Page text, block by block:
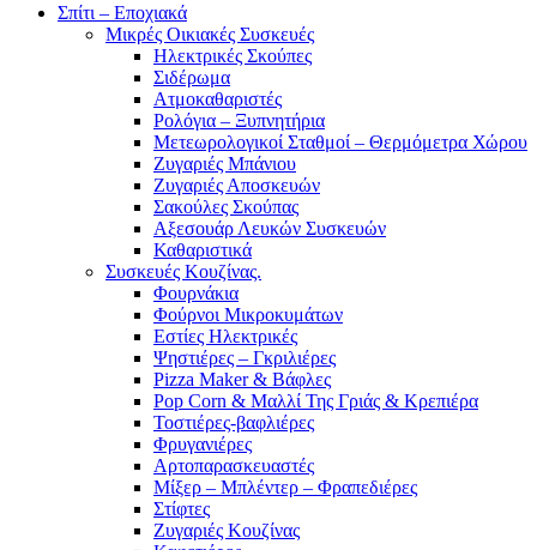
Σπίτι – Εποχιακά
Μικρές Οικιακές Συσκευές
Ηλεκτρικές Σκούπες
Σιδέρωμα
Ατμοκαθαριστές
Ρολόγια – Ξυπνητήρια
Μετεωρολογικοί Σταθμοί – Θερμόμετρα Χώρου
Ζυγαριές Μπάνιου
Ζυγαριές Αποσκευών
Σακούλες Σκούπας
Αξεσουάρ Λευκών Συσκευών
Καθαριστικά
Συσκευές Κουζίνας.
Φουρνάκια
Φούρνοι Μικροκυμάτων
Εστίες Ηλεκτρικές
Ψηστιέρες – Γκριλιέρες
Pizza Maker & Βάφλες
Pop Corn & Μαλλί Της Γριάς & Κρεπιέρα
Τοστιέρες-βαφλιέρες
Φρυγανιέρες
Αρτοπαρασκευαστές
Μίξερ – Μπλέντερ – Φραπεδιέρες
Στίφτες
Ζυγαριές Κουζίνας